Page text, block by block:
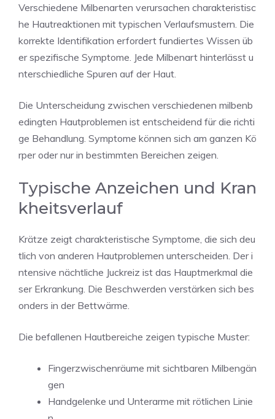
Verschiedene Milbenarten verursachen charakteristisc
he Hautreaktionen mit typischen Verlaufsmustern. Die
korrekte Identifikation erfordert fundiertes Wissen üb
er spezifische Symptome. Jede Milbenart hinterlässt u
nterschiedliche Spuren auf der Haut.
Die Unterscheidung zwischen verschiedenen milbenb
edingten Hautproblemen ist entscheidend für die richti
ge Behandlung. Symptome können sich am ganzen Kö
rper oder nur in bestimmten Bereichen zeigen.
Typische Anzeichen und Kran
kheitsverlauf
Krätze zeigt charakteristische Symptome, die sich deu
tlich von anderen Hautproblemen unterscheiden. Der i
ntensive nächtliche Juckreiz ist das Hauptmerkmal die
ser Erkrankung. Die Beschwerden verstärken sich bes
onders in der Bettwärme.
Die befallenen Hautbereiche zeigen typische Muster:
Fingerzwischenräume mit sichtbaren Milbengän
gen
Handgelenke und Unterarme mit rötlichen Linie